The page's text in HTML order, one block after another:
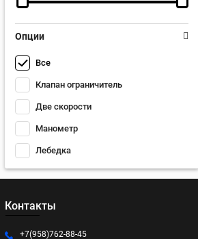
Опции
Все
Клапан ограничитель
Две скорости
Манометр
Лебедка
Контакты
+7(958)762-88-45